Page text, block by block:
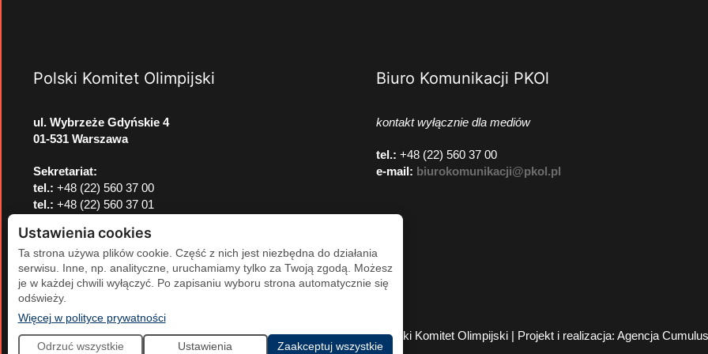
Polski Komitet Olimpijski
ul. Wybrzeże Gdyńskie 4
01-531 Warszawa
Sekretariat:
tel.: +48 (22) 560 37 00
tel.: +48 (22) 560 37 01
Biuro Komunikacji PKOl
kontakt wyłącznie dla mediów
tel.: +48 (22) 560 37 00
e-mail: biurokomunikacji@pkol.pl
2026 Polski Komitet Olimpijski | Projekt i realizacja: Agencja Cumulus
Ustawienia cookies
Ta strona używa plików cookie. Część z nich jest niezbędna do działania
serwisu. Inne, np. analityczne, uruchamiamy tylko za Twoją zgodą. Możesz
je w każdej chwili wyłączyć. Po zapisaniu wyboru strona automatycznie się
odświeży.
Więcej w polityce prywatności(otwiera się w nowej karcie)
Odrzuć wszystkie Ustawienia Zaakceptuj wszystkie